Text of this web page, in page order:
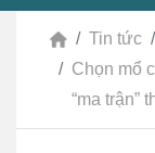
Tin tức
Chọn mổ
“ma trận”